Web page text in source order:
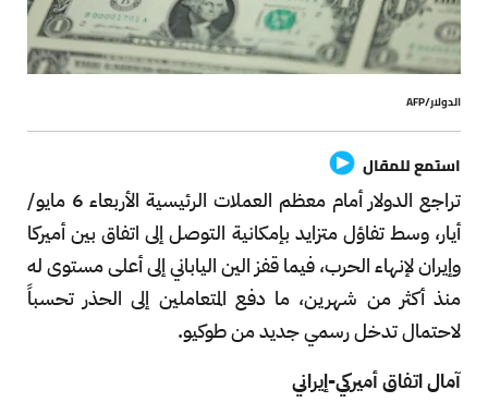
الدولار/AFP
استمع للمقال
تراجع الدولار أمام معظم العملات الرئيسية الأربعاء 6 مايو/
أيار، وسط تفاؤل متزايد بإمكانية التوصل إلى اتفاق بين أميركا
وإيران لإنهاء الحرب، فيما قفز الين الياباني إلى أعلى مستوى له
منذ أكثر من شهرين، ما دفع المتعاملين إلى الحذر تحسباً
لاحتمال تدخل رسمي جديد من طوكيو.
آمال اتفاق أميركي-إيراني